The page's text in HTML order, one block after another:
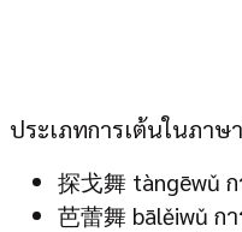
ประเภทการเต้นในภาษ
探戈舞 tàngēwǔ
芭蕾舞 bālěiwǔ ก